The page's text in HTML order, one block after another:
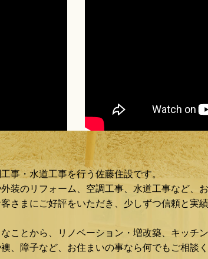
事・水道工事を行う佐藤住設です。
装のリフォーム、空調工事、水道工事など、
さまにご好評をいただき、少しずつ信頼と実
ことから、リノベーション・増改築、キッチ
、障子など、お住まいの事なら何でもご相談